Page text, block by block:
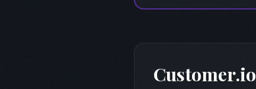
Customer.io